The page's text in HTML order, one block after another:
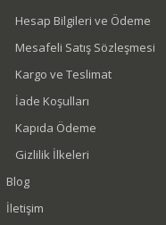
Hesap Bilgileri ve Ödeme
Mesafeli Satış Sözleşmesi
Kargo ve Teslimat
İade Koşulları
Kapıda Ödeme
Gizlilik İlkeleri
Blog
İletişim